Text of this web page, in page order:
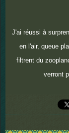
J'ai réussi à
en l'air, queue
filtrent du
verront